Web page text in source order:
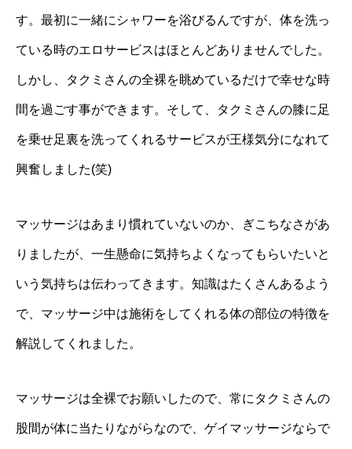
す。最初に一緒にシャワーを浴びるんですが、体を洗っ
ている時のエロサービスはほとんどありませんでした。
しかし、タクミさんの全裸を眺めているだけで幸せな時
間を過ごす事ができます。そして、タクミさんの膝に足
を乗せ足裏を洗ってくれるサービスが王様気分になれて
興奮しました(笑)
マッサージはあまり慣れていないのか、ぎこちなさがあ
りましたが、一生懸命に気持ちよくなってもらいたいと
いう気持ちは伝わってきます。知識はたくさんあるよう
で、マッサージ中は施術をしてくれる体の部位の特徴を
解説してくれました。
マッサージは全裸でお願いしたので、常に タクミさんの
股間が体に当たりながらなので、ゲイマッサージならで